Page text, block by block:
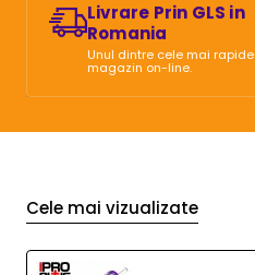
Livrare Prin GLS in
Romania
Unul dintre cele mai rapide
magazin on-line.
Cele mai vizualizate